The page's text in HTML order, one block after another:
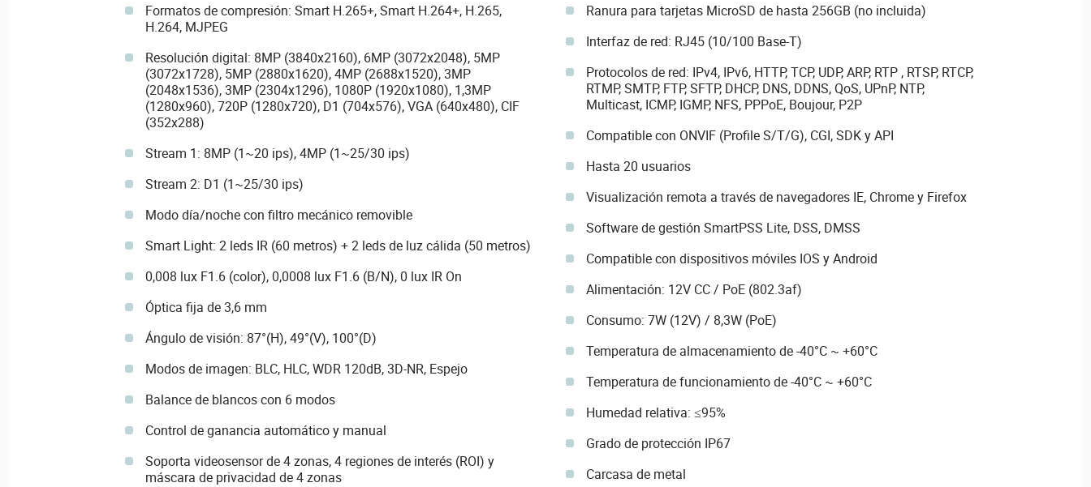
Formatos de compresión: Smart H.265+, Smart H.264+, H.265,
H.264, MJPEG
Resolución digital: 8MP (3840x2160), 6MP (3072x2048), 5MP
(3072x1728), 5MP (2880x1620), 4MP (2688x1520), 3MP
(2048x1536), 3MP (2304x1296), 1080P (1920x1080), 1,3MP
(1280x960), 720P (1280x720), D1 (704x576), VGA (640x480), CIF
(352x288)
Stream 1: 8MP (1~20 ips), 4MP (1~25/30 ips)
Stream 2: D1 (1~25/30 ips)
Modo día/noche con filtro mecánico removible
Smart Light: 2 leds IR (60 metros) + 2 leds de luz cálida (50 metros)
0,008 lux F1.6 (color), 0,0008 lux F1.6 (B/N), 0 lux IR On
Óptica fija de 3,6 mm
Ángulo de visión: 87°(H), 49°(V), 100°(D)
Modos de imagen: BLC, HLC, WDR 120dB, 3D-NR, Espejo
Balance de blancos con 6 modos
Control de ganancia automático y manual
Soporta videosensor de 4 zonas, 4 regiones de interés (ROI) y
máscara de privacidad de 4 zonas
Ranura para tarjetas MicroSD de hasta 256GB (no incluida)
Interfaz de red: RJ45 (10/100 Base-T)
Protocolos de red: IPv4, IPv6, HTTP, TCP, UDP, ARP, RTP , RTSP, RTCP,
RTMP, SMTP, FTP, SFTP, DHCP, DNS, DDNS, QoS, UPnP, NTP,
Multicast, ICMP, IGMP, NFS, PPPoE, Boujour, P2P
Compatible con ONVIF (Profile S/T/G), CGI, SDK y API
Hasta 20 usuarios
Visualización remota a través de navegadores IE, Chrome y Firefox
Software de gestión SmartPSS Lite, DSS, DMSS
Compatible con dispositivos móviles IOS y Android
Alimentación: 12V CC / PoE (802.3af)
Consumo: 7W (12V) / 8,3W (PoE)
Temperatura de almacenamiento de -40°C ~ +60°C
Temperatura de funcionamiento de -40°C ~ +60°C
Humedad relativa: ≤95%
Grado de protección IP67
Carcasa de metal